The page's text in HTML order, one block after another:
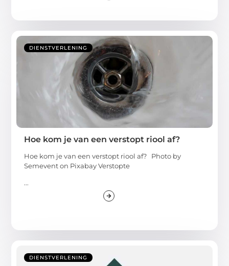
DIENSTVERLENING
Hoe kom je van een verstopt riool af?
Hoe kom je van een verstopt riool af? ‍Photo by
Semevent on Pixabay Verstopte
...
DIENSTVERLENING